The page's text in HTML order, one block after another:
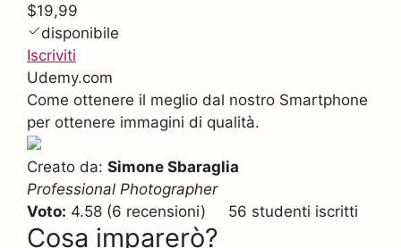
$19,99
disponibile
Iscriviti
Udemy.com
Come ottenere il meglio dal nostro Smartphone
per ottenere immagini di qualità.
Creato da: Simone Sbaraglia
Professional Photographer
Voto: 4.58 (6 recensioni) 56 studenti iscritti
Cosa imparerò?